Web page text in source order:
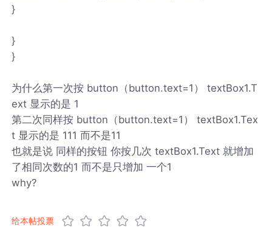
}
}
}
为什么第一次按 button（button.text=1） textBox1.T
ext 显示的是 1
第二次同样按 button（button.text=1） textBox1.Tex
t 显示的是 111 而不是11
也就是说 同样的按钮 你按几次 textBox1.Text 就增加
了相同次数的1 而不是只增加 一个1
why?
给本帖投票